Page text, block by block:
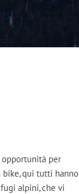
per
bike, qui tutti hanno
alpini, che vi